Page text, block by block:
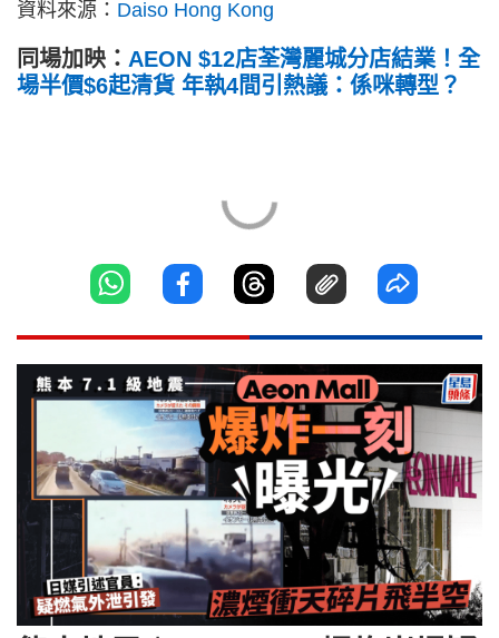
資料來源： Daiso Hong Kong
同場加映： AEON $12店荃灣麗城分店結業！全
場半價$6起清貨 年執4間引熱議：係咪轉型？